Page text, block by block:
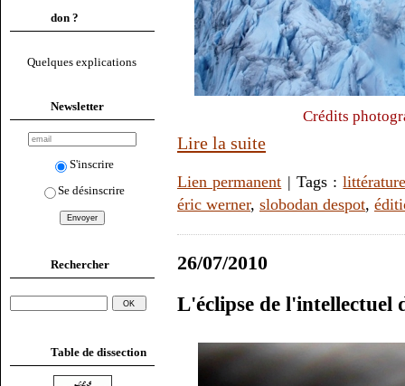
don ?
Quelques explications
Newsletter
S'inscrire
Se désinscrire
Rechercher
Table de dissection
Crédits
Lire la suite
Lien permanent | Tags :
éric werner, slobodan despot,
26/07/2010
L'éclipse de l'intellectuel